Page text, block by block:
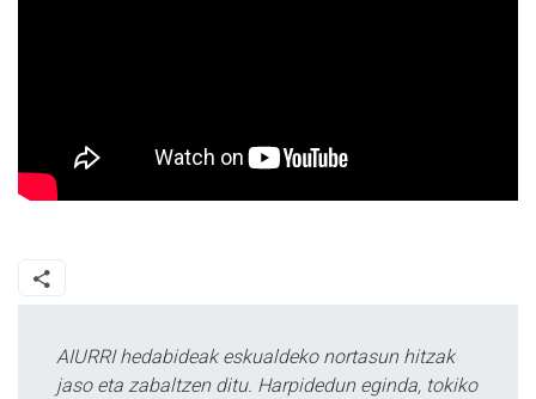
AIURRI hedabideak eskualdeko nortasun hitzak
jaso eta zabaltzen ditu. Harpidedun eginda, tokiko